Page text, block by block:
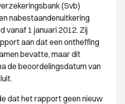
(Svb)
nabestaandenuitkering
1 januari 2012. Zij
aan dat een ontheffing
bevatte, maar dit
de beoordelingsdatum van
dat het rapport geen nieuw